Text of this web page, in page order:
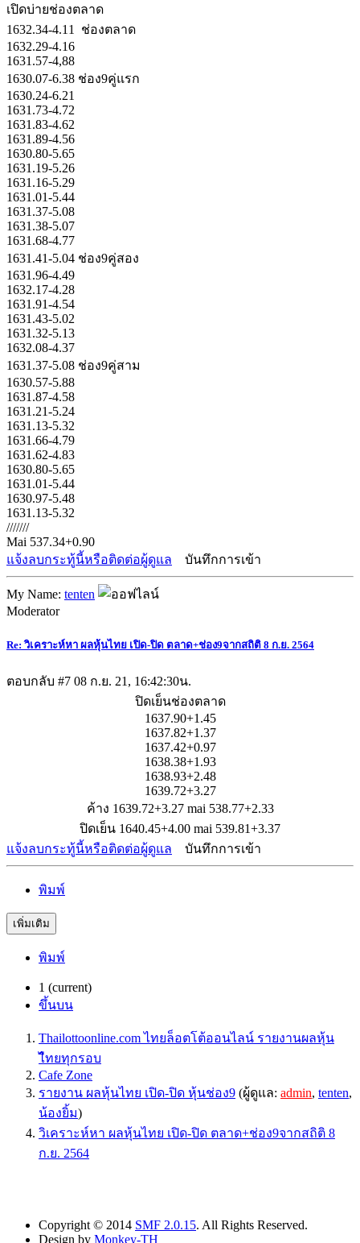
เปิดบ่ายช่องตลาด
1632.34-4.11 ช่องตลาด
1632.29-4.16
1631.57-4,88
1630.07-6.38 ช่อง9คู่แรก
1630.24-6.21
1631.73-4.72
1631.83-4.62
1631.89-4.56
1630.80-5.65
1631.19-5.26
1631.16-5.29
1631.01-5.44
1631.37-5.08
1631.38-5.07
1631.68-4.77
1631.41-5.04 ช่อง9คู่สอง
1631.96-4.49
1632.17-4.28
1631.91-4.54
1631.43-5.02
1631.32-5.13
1632.08-4.37
1631.37-5.08 ช่อง9คู่สาม
1630.57-5.88
1631.87-4.58
1631.21-5.24
1631.13-5.32
1631.66-4.79
1631.62-4.83
1630.80-5.65
1631.01-5.44
1630.97-5.48
1631.13-5.32
///////
Mai 537.34+0.90
แจ้งลบกระทู้นี้หรือติดต่อผู้ดูแล
บันทึกการเข้า
My Name: tenten
Moderator
Re: วิเคราะห์หา ผลหุ้นไทย เปิด-ปิด ตลาด+ช่อง9จากสถิติ 8 ก.ย. 2564
ตอบกลับ #7 08 ก.ย. 21, 16:42:30น.
ปิดเย็นช่องตลาด
1637.90+1.45
1637.82+1.37
1637.42+0.97
1638.38+1.93
1638.93+2.48
1639.72+3.27
ค้าง 1639.72+3.27 mai 538.77+2.33
ปิดเย็น 1640.45+4.00 mai 539.81+3.37
แจ้งลบกระทู้นี้หรือติดต่อผู้ดูแล
บันทึกการเข้า
พิมพ์
เพิ่มเติม
พิมพ์
1 (current)
ขึ้นบน
Thailottoonline.com ไทยล็อตโต้ออนไลน์ รายงานผลหุ้น
ไืทยทุกรอบ
Cafe Zone
รายงาน ผลหุ้นไทย เปิด-ปิด หุ้นช่อง9 (ผู้ดูแล: admin, tenten,
น้องยิ้ม)
วิเคราะห์หา ผลหุ้นไทย เปิด-ปิด ตลาด+ช่อง9จากสถิติ 8
ก.ย. 2564
Copyright © 2014 SMF 2.0.15. All Rights Reserved.
Design by Monkey-TH